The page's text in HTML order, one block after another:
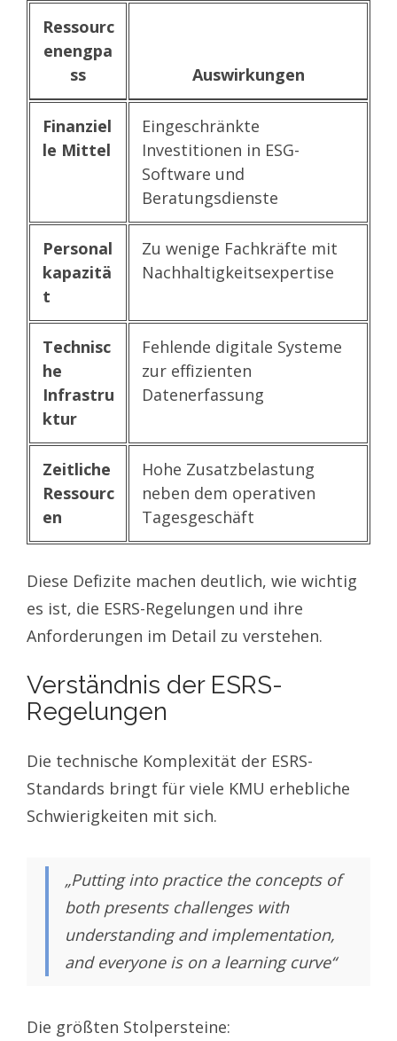
Ressourc
enengpa
ss
Auswirkungen
Finanziel
le Mittel
Eingeschränkte
Investitionen in ESG-
Software und
Beratungsdienste
Personal
kapazitä
t
Zu wenige Fachkräfte mit
Nachhaltigkeitsexpertise
Technisc
he
Infrastru
ktur
Fehlende digitale Systeme
zur effizienten
Datenerfassung
Zeitliche
Ressourc
en
Hohe Zusatzbelastung
neben dem operativen
Tagesgeschäft
Diese Defizite machen deutlich, wie wichtig
es ist, die ESRS-Regelungen und ihre
Anforderungen im Detail zu verstehen.
Verständnis der ESRS-
Regelungen
Die technische Komplexität der ESRS-
Standards bringt für viele KMU erhebliche
Schwierigkeiten mit sich.
„Putting into practice the concepts of
both presents challenges with
understanding and implementation,
and everyone is on a learning curve“
Die größten Stolpersteine: